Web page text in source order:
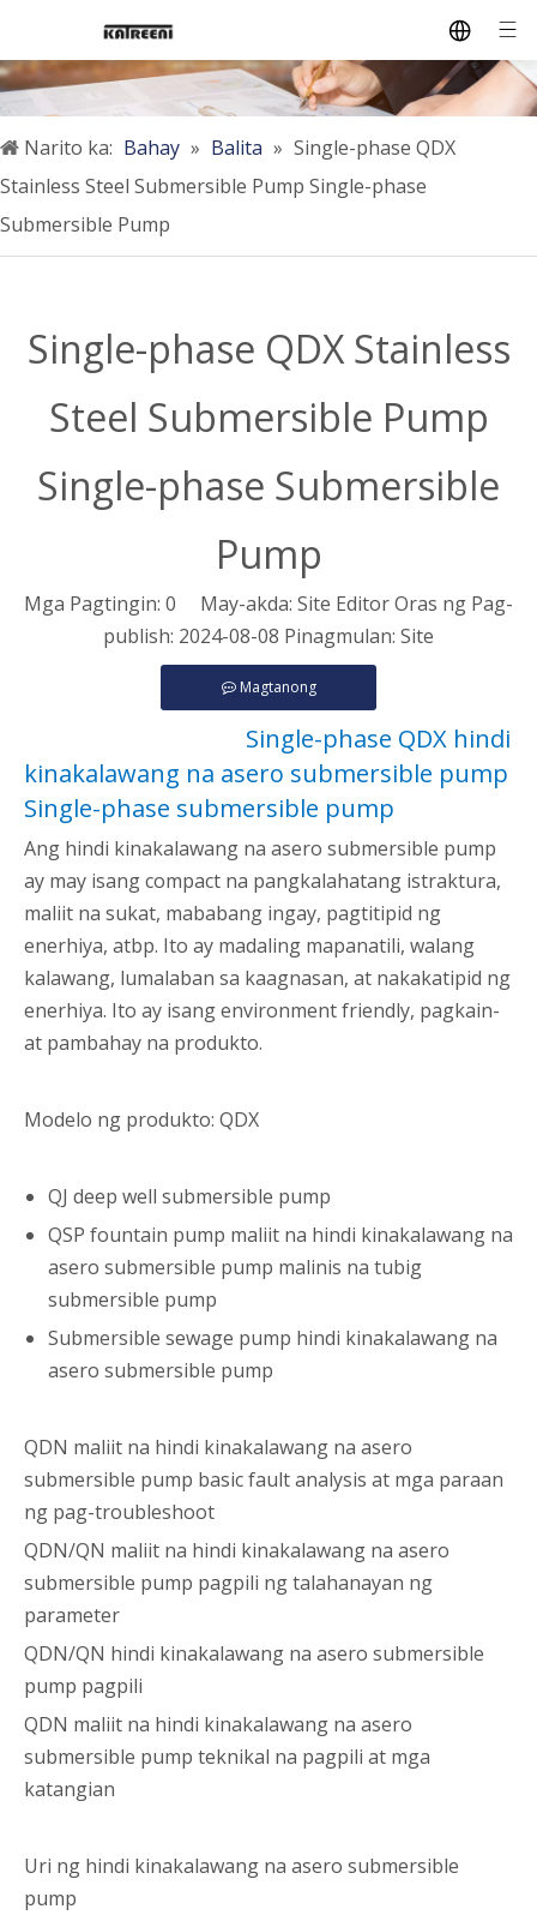
Narito ka: Bahay » Balita » Single-phase QDX
Stainless Steel Submersible Pump Single-phase
Submersible Pump
Single-phase QDX Stainless
Steel Submersible Pump
Single-phase Submersible
Pump
Mga Pagtingin: 0 May-akda: Site Editor Oras ng Pag-
publish: 2024-08-08 Pinagmulan: Site
Magtanong
Single-phase QDX hindi
kinakalawang na asero submersible pump
Single-phase submersible pump
Ang hindi kinakalawang na asero submersible pump
ay may isang compact na pangkalahatang istraktura,
maliit na sukat, mababang ingay, pagtitipid ng
enerhiya, atbp. Ito ay madaling mapanatili, walang
kalawang, lumalaban sa kaagnasan, at nakakatipid ng
enerhiya. Ito ay isang environment friendly, pagkain-
at pambahay na produkto.
Modelo ng produkto: QDX
QJ deep well submersible pump
QSP fountain pump maliit na hindi kinakalawang na
asero submersible pump malinis na tubig
submersible pump
Submersible sewage pump hindi kinakalawang na
asero submersible pump
QDN maliit na hindi kinakalawang na asero
submersible pump basic fault analysis at mga paraan
ng pag-troubleshoot
QDN/QN maliit na hindi kinakalawang na asero
submersible pump pagpili ng talahanayan ng
parameter
QDN/QN hindi kinakalawang na asero submersible
pump pagpili
QDN maliit na hindi kinakalawang na asero
submersible pump teknikal na pagpili at mga
katangian
Uri ng hindi kinakalawang na asero submersible
pump